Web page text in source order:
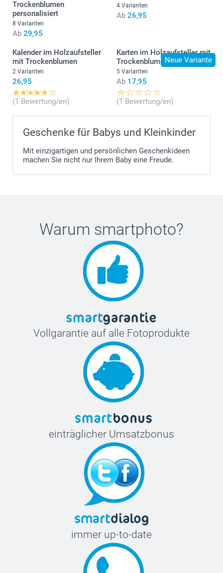
Trockenblumen
personalisiert
8 Varianten
Ab 29,95
4 Varianten
Ab 26,95
Kalender im Holzaufsteller
mit Trockenblumen
2 Varianten
26,95
(1 Bewertung/en)
Neue Variante
Karten im Holzaufsteller mit
Trockenblumen
5 Varianten
Ab 17,95
(1 Bewertung/en)
Geschenke für Babys und Kleinkinder
Mit einzigartigen und persönlichen Geschenkideen
machen Sie nicht nur Ihrem Baby eine Freude.
Warum smartphoto?
Vollgarantie auf alle Fotoprodukte
einträglicher Umsatzbonus
immer up-to-date